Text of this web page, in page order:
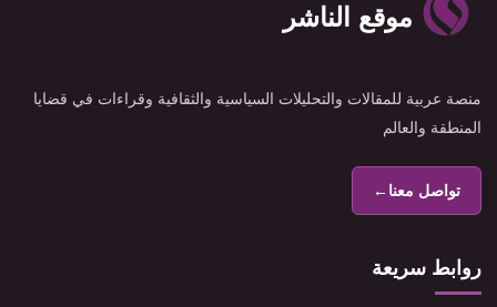
موقع الناشر
منصة عربية للمقالات والتحليلات السياسية والثقافية وقراءات في قضايا
المنطقة والعالم
تواصل معنا←
روابط سريعة